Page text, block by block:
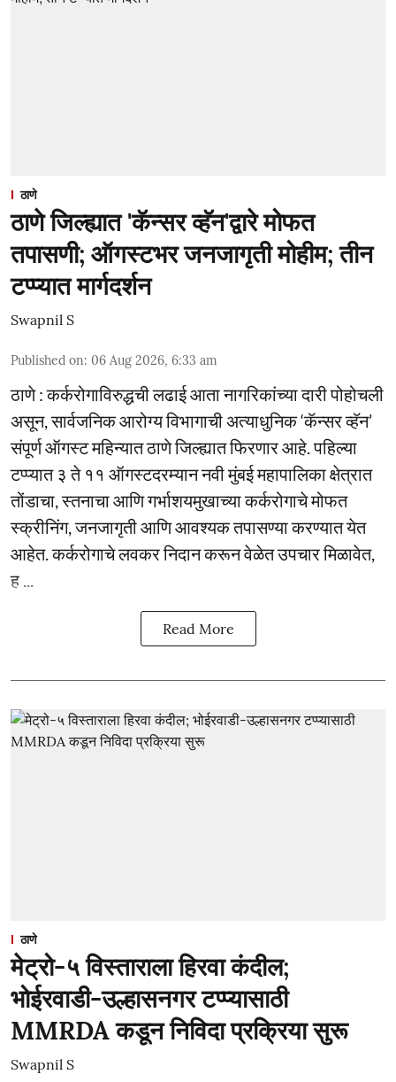
ठाणे
ठाणे जिल्ह्यात 'कॅन्सर व्हॅन'द्वारे मोफत
तपासणी; ऑगस्टभर जनजागृती मोहीम; तीन
टप्प्यात मार्गदर्शन
Swapnil S
Published on: 06 Aug 2026, 6:33 am
ठाणे : कर्करोगाविरुद्धची लढाई आता नागरिकांच्या दारी पोहोचली
असून, सार्वजनिक आरोग्य विभागाची अत्याधुनिक ‘कॅन्सर व्हॅन’
संपूर्ण ऑगस्ट महिन्यात ठाणे जिल्ह्यात फिरणार आहे. पहिल्या
टप्प्यात ३ ते ११ ऑगस्टदरम्यान नवी मुंबई महापालिका क्षेत्रात
तोंडाचा, स्तनाचा आणि गर्भाशयमुखाच्या कर्करोगाचे मोफत
स्क्रीनिंग, जनजागृती आणि आवश्यक तपासण्या करण्यात येत
आहेत. कर्करोगाचे लवकर निदान करून वेळेत उपचार मिळावेत,
ह ...
Read More
ठाणे
मेट्रो-५ विस्ताराला हिरवा कंदील;
भोईरवाडी-उल्हासनगर टप्प्यासाठी
MMRDA कडून निविदा प्रक्रिया सुरू
Swapnil S